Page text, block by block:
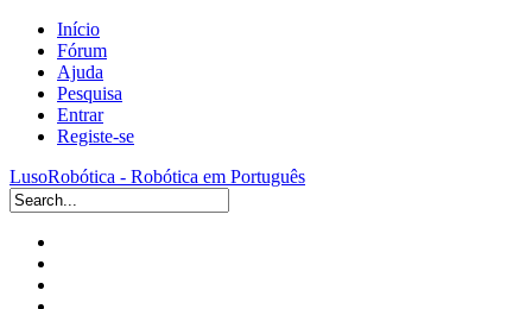
Início
Fórum
Ajuda
Pesquisa
Entrar
Registe-se
LusoRobótica - Robótica em Português